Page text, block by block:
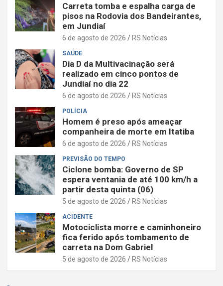
Carreta tomba e espalha carga de
pisos na Rodovia dos Bandeirantes,
em Jundiaí
6 de agosto de 2026 RS Notícias
SAÚDE
Dia D da Multivacinação será
realizado em cinco pontos de
Jundiaí no dia 22
6 de agosto de 2026 RS Notícias
POLÍCIA
Homem é preso após ameaçar
companheira de morte em Itatiba
6 de agosto de 2026 RS Notícias
PREVISÃO DO TEMPO
Ciclone bomba: Governo de SP
espera ventania de até 100 km/h a
partir desta quinta (06)
5 de agosto de 2026 RS Notícias
ACIDENTE
Motociclista morre e caminhoneiro
fica ferido após tombamento de
carreta na Dom Gabriel
5 de agosto de 2026 RS Notícias